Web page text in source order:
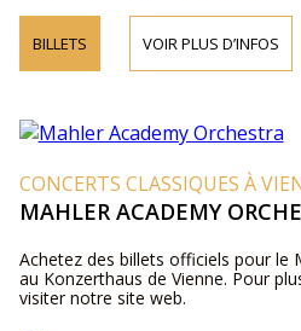
BILLETS VOIR PLUS D’INFOS
CONCERTS CLASSIQUES À
MAHLER ACADEMY
Achetez des billets officiels pour le
au Konzerthaus de Vienne. Pour
visiter notre site web.